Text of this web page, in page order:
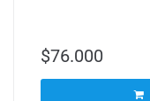
$76.000